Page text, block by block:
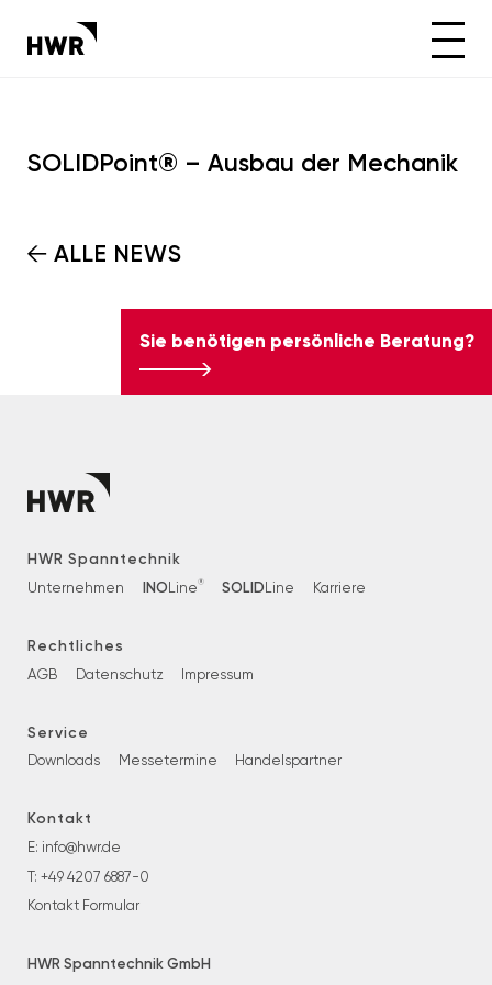
SOLIDPoint® – Ausbau der Mechanik
ALLE NEWS
Sie benötigen persönliche Beratung?
HWR Spanntechnik
Unternehmen INO Line® SOLID Line Karriere
Rechtliches
AGB Datenschutz Impressum
Service
Downloads Messetermine Handelspartner
Kontakt
E: info@hwr.de
T: +49 4207 6887-0
Kontakt Formular
HWR Spanntechnik GmbH